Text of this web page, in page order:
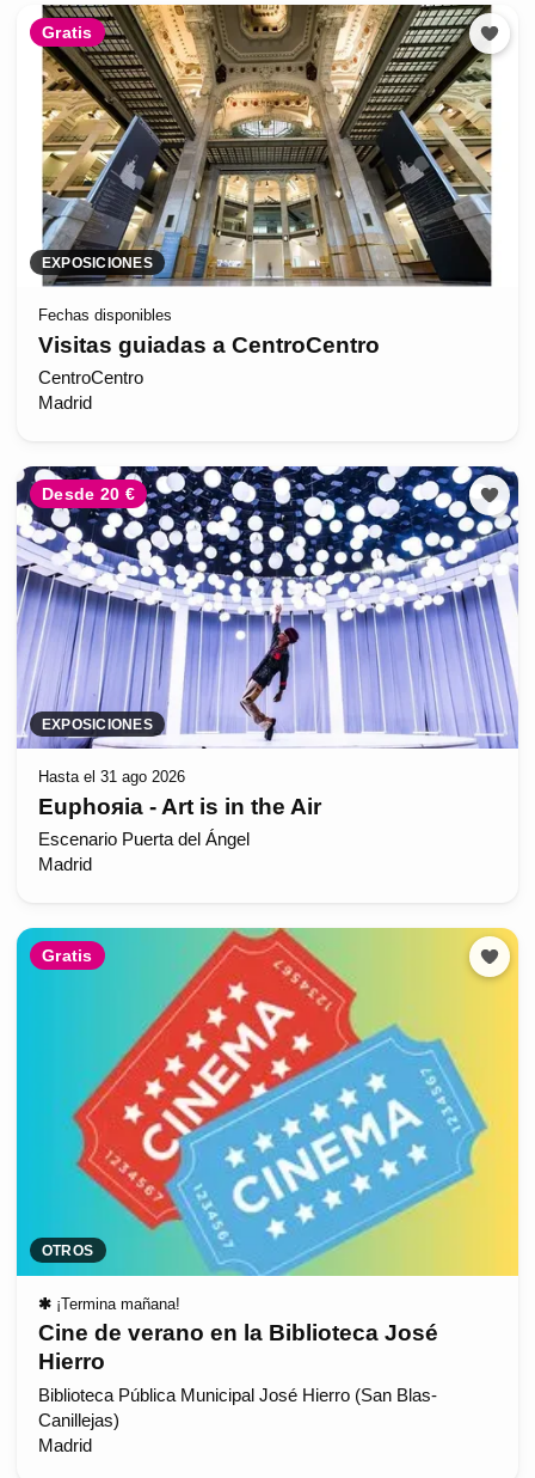
Gratis
EXPOSICIONES
Fechas disponibles
Visitas guiadas a CentroCentro
CentroCentro
Madrid
Desde 20 €
EXPOSICIONES
Hasta el 31 ago 2026
Euphoяia - Art is in the Air
Escenario Puerta del Ángel
Madrid
Gratis
OTROS
✱ ¡Termina mañana!
Cine de verano en la Biblioteca José
Hierro
Biblioteca Pública Municipal José Hierro (San Blas-
Canillejas)
Madrid